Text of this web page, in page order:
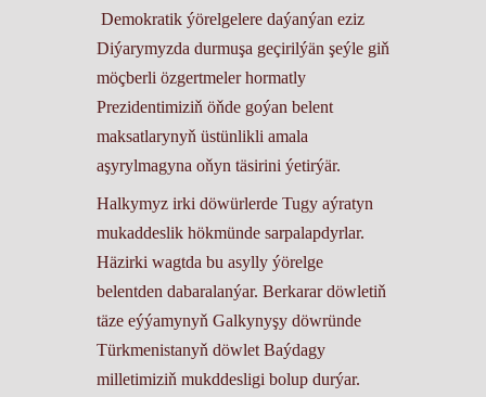
Demokratik ýörelgelere daýanýan eziz
Diýarymyzda durmuşa geçirilýän şeýle giň
möçberli özgertmeler hormatly
Prezidentimiziň öňde goýan belent
maksatlarynyň üstünlikli amala
aşyrylmagyna oňyn täsirini ýetirýär.
Halkymyz irki döwürlerde Tugy aýratyn
mukaddeslik hökmünde sarpalapdyrlar.
Häzirki wagtda bu asylly ýörelge
belentden dabaralanýar. Berkarar döwletiň
täze eýýamynyň Galkynyşy döwründe
Türkmenistanyň döwlet Baýdagy
milletimiziň mukddesligi bolup durýar.